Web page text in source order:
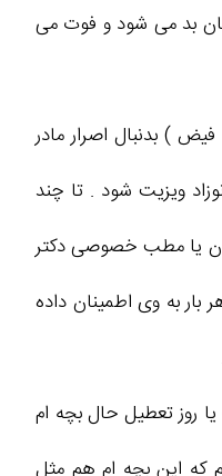
بد می شود و فوت می
) بدنبال اصرار مادر
ویزیت شود . تا چند
یا مطب خصوصی دکتر
به وی اطمینان داده
روز تعطیل حال بچه ام
که این بچه ام هم مثل